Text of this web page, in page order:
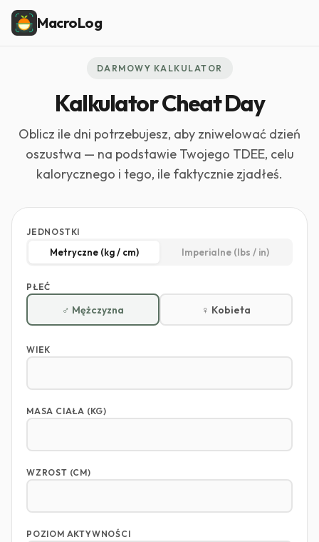
MacroLog
DARMOWY KALKULATOR
Kalkulator Cheat Day
Oblicz ile dni potrzebujesz, aby zniwelować dzień
oszustwa — na podstawie Twojego TDEE, celu
kalorycznego i tego, ile faktycznie zjadłeś.
JEDNOSTKI
Metryczne (kg / cm) Imperialne (lbs / in)
PŁEĆ
♂ Mężczyzna ♀ Kobieta
WIEK
MASA CIAŁA (KG)
WZROST (CM)
POZIOM AKTYWNOŚCI